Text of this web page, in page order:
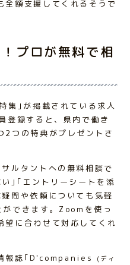
全額支援してくれるそうで
プロが無料で相
集｣が掲載されている求人
登録すると、県内で働き
2つの特典がプレゼントさ
ルタントへの無料相談で
｣｢エントリーシートを添
問や依頼についても気軽
ができます。Zoomを使っ
望に合わせて対応してくれ
報誌｢D'companies
(ディ